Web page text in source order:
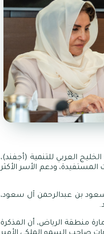
العربي للتنمية (أجفند)،
المستفيدة، ودعم الأسر الأكثر
سعود بن عبدالرحمن آل سعود،
.
منطقة الرياض، أن المذكرة